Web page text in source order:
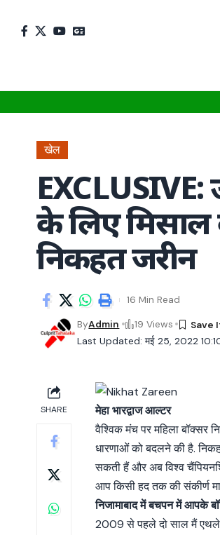
खेल
के लिए मिसाल
निकहत जरीन
Last Updated: मई 25, 2022 10:10
ByAdmin 19 Views
16 Min Read
SHARE
मेहा भारद्वाज आल्टर
वैश्विक मंच पर महिला बॉक्सर
धारणाओं को बदलने की है.
सकती हैं और अब विश्व
आप किसी हद तक की संकीर्ण
निजामाबाद में बचपन में आपके
2009 से पहले दो साल मैं